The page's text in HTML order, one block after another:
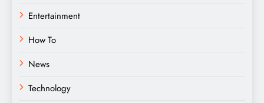
Entertainment
How To
News
Technology